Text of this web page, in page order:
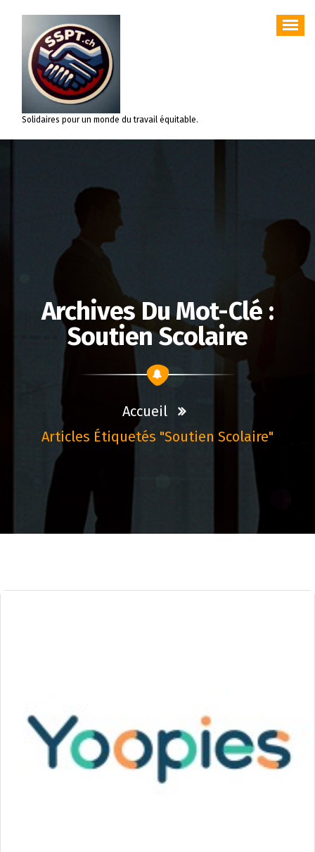
contenu
Solidaires pour un monde du travail équitable.
Archives Du Mot-Clé :
Soutien Scolaire
Accueil
Articles Étiquetés "soutien Scolaire"